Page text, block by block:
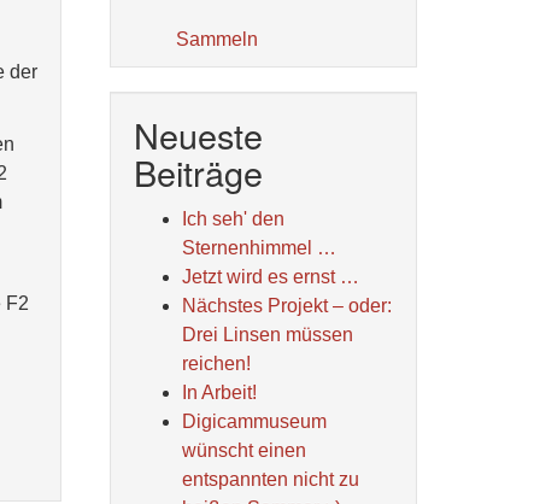
der
F2
Sammeln
Neueste
Beiträge
Ich seh' den
Sternenhimmel …
Jetzt wird es ernst …
Nächstes Projekt – oder:
Drei Linsen müssen
reichen!
In Arbeit!
Digicammuseum
wünscht einen
entspannten nicht zu